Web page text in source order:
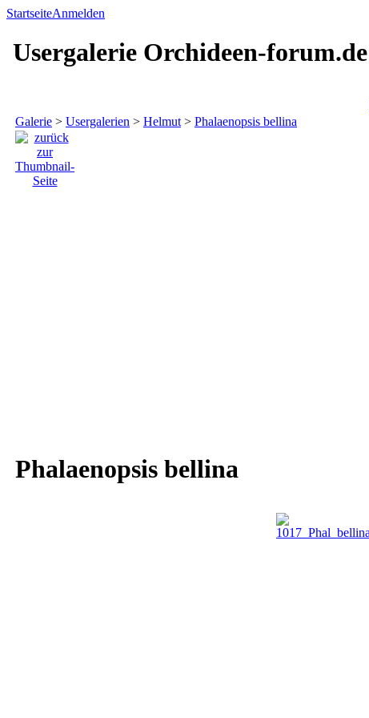
StartseiteAnmelden
Usergalerie Orchideen-forum.de
Galerie > Usergalerien > Helmut > Phalaenopsis bellina
Phalaenopsis bellina